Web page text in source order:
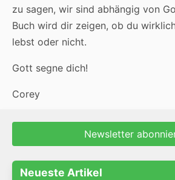
zu sagen, wir sind abhängig von
Buch wird dir zeigen, ob du
lebst oder nicht.
Gott segne dich!
Corey
Newsletter
Neueste Artikel